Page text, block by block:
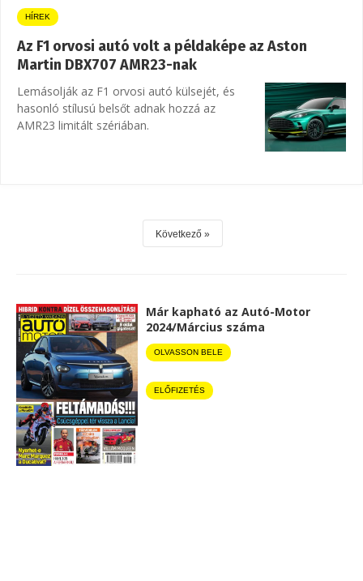
HÍREK
Az F1 orvosi autó volt a példaképe az Aston
Martin DBX707 AMR23-nak
Lemásolják az F1 orvosi autó külsejét, és
hasonló stílusú belsőt adnak hozzá az
AMR23 limitált szériában.
Következő
Már kapható az Autó-Motor
2024/Március száma
OLVASSON BELE
ELŐFIZETÉS